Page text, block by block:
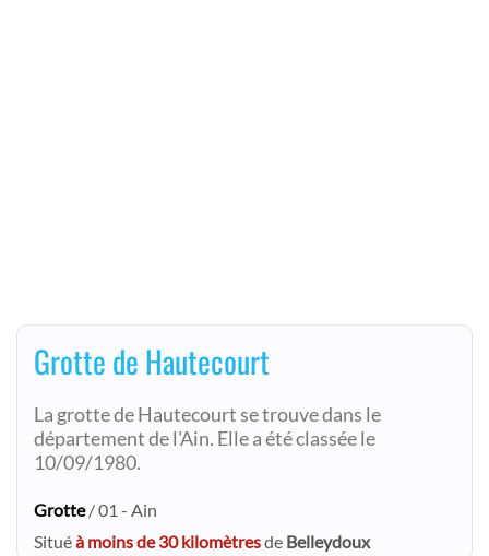
Grotte de Hautecourt
La grotte de Hautecourt se trouve dans le
département de l'Ain. Elle a été classée le
10/09/1980.
Grotte/ 01 - Ain
Situéà moins de 30 kilomètresde Belleydoux